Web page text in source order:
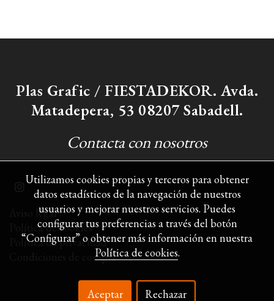
Plas Grafic / FIESTADEKOR. Avda.
Matadepera, 53 08207 Sabadell.
Contacta con nosotros
Aviso legal
Política de cookies
Política de privacidad
Condiciones de compra
Utilizamos cookies propias y terceros para obtener
datos estadísticos de la navegación de nuestros
usuarios y mejorar nuestros servicios. Puedes
configurar tus preferencias a través del botón
“Configurar” o obtener más información en nuestra
Política de cookies.
Aceptar Rechazar